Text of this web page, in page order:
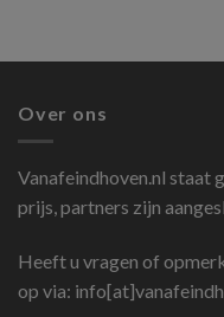
Over ons
Vanafeindhoven.nl staat
prijs, partners zijn
Heeft u vragen of
op via: